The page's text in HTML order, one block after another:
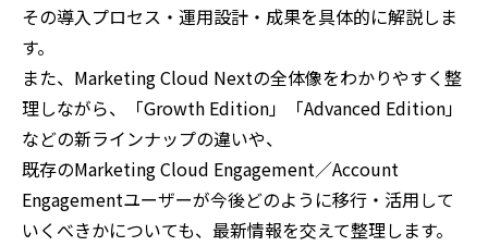
その導入プロセス・運用設計・成果を具体的に解説しま
す。
また、Marketing Cloud Nextの全体像をわかりやすく整
理しながら、「Growth Edition」「Advanced Edition」
などの新ラインナップの違いや、
既存のMarketing Cloud Engagement／Account
Engagementユーザーが今後どのように移行・活用して
いくべきかについても、最新情報を交えて整理します。